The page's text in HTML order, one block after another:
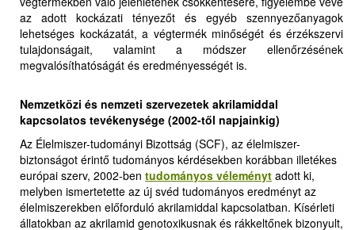
az adott kockázati tényezőt és egyéb szennyezőanyagok
lehetséges kockázatát, a végtermék minőségét és érzékszervi
tulajdonságait, valamint a módszer ellenőrzésének
megvalósíthatóságát és eredményességét is.
Nemzetközi és nemzeti szervezetek akrilamiddal
kapcsolatos tevékenysége (2002-től napjainkig)
Az Élelmiszer-tudományi Bizottság (SCF), az élelmiszer-
biztonságot érintő tudományos kérdésekben korábban illetékes
európai szerv, 2002-ben tudományos véleményt adott ki,
melyben ismertetette az új svéd tudományos eredményt az
élelmiszerekben előforduló akrilamiddal kapcsolatban. Kísérleti
állatokban az akrilamid genotoxikusnak és rákkeltőnek bizonyult,